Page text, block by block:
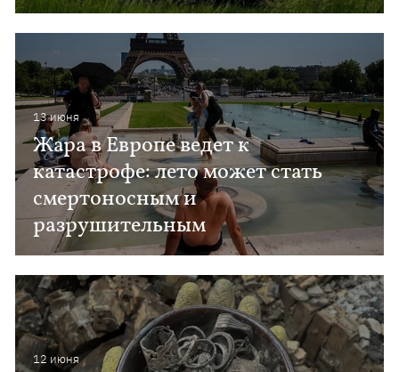
13 июня
Жара в Европе ведет к
катастрофе: лето может стать
смертоносным и
разрушительным
12 июня